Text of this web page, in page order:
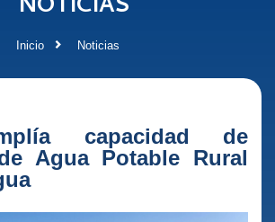
Inicio Noticias
capacidad de
Agua Potable Rural